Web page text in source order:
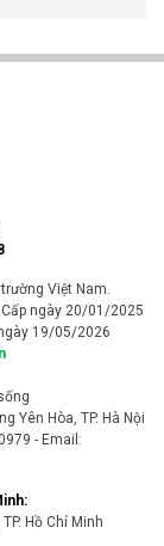
mực nước trên
ảnh hưởng
lượng và chuỗi
ứng với biến